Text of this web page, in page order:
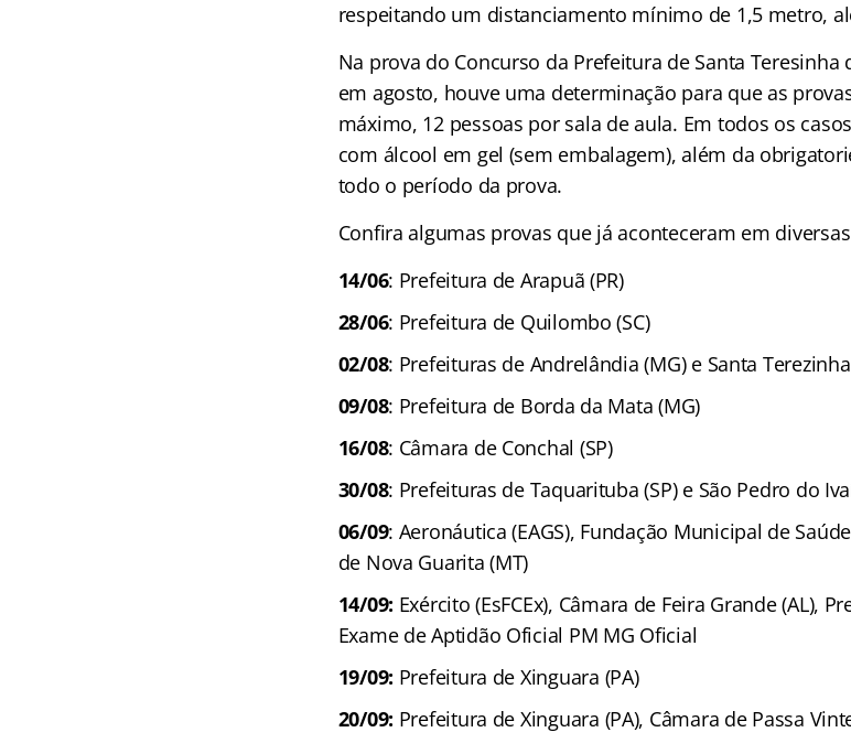
respeitando um distanciamento mínimo de 1,5 metro,
Na prova do Concurso da Prefeitura de Santa Teresinha
em agosto, houve uma determinação para que as
máximo, 12 pessoas por sala de aula. Em todos os
com álcool em gel (sem embalagem), além da
todo o período da prova.
Confira algumas provas que já aconteceram em
14/06: Prefeitura de Arapuã (PR)
28/06: Prefeitura de Quilombo (SC)
02/08: Prefeituras de Andrelândia (MG) e Santa
09/08: Prefeitura de Borda da Mata (MG)
16/08: Câmara de Conchal (SP)
30/08: Prefeituras de Taquarituba (SP) e São Pedro do
06/09: Aeronáutica (EAGS), Fundação Municipal de
de Nova Guarita (MT)
14/09: Exército (EsFCEx), Câmara de Feira Grande (AL),
Exame de Aptidão Oficial PM MG Oficial
19/09: Prefeitura de Xinguara (PA)
20/09: Prefeitura de Xinguara (PA), Câmara de Passa